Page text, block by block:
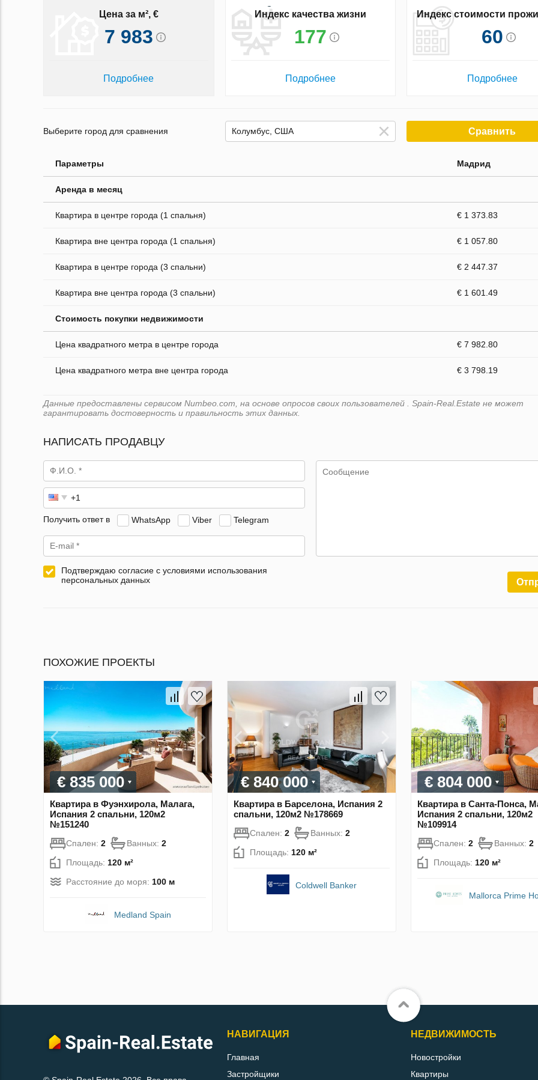
Цена за м², €
7 983
Подробнее
Индекс качества жизни
177
Подробнее
Индекс стоимости
60
Подробнее
Выберите город для сравнения Сравнить
Параметры Мадрид
Аренда в месяц
Квартира в центре города (1 спальня) € 1 373.83
Квартира вне центра города (1 спальня) € 1 057.80
Квартира в центре города (3 спальни) € 2 447.37
Квартира вне центра города (3 спальни) € 1 601.49
Стоимость покупки недвижимости
Цена квадратного метра в центре города € 7 982.80
Цена квадратного метра вне центра города € 3 798.19
Данные предоставлены сервисом Numbeo.com, на основе опросов своих пользователей . Spain-Real.Estate не может
гарантировать достоверность и правильность этих данных.
НАПИСАТЬ ПРОДАВЦУ
Получить ответ в WhatsApp Viber Telegram
Подтверждаю согласие с условиями использования
персональных данных
ПОХОЖИЕ ПРОЕКТЫ
€ 835 000
Квартира в Фуэнхирола, Малага,
Испания 2 спальни, 120м2
№151240
Спален: 2 Ванных: 2
Площадь: 120 м²
Расстояние до моря: 100 м
Medland Spain
€ 840 000
Квартира в Барселона, Испания 2
спальни, 120м2 №178669
Спален: 2 Ванных: 2
Площадь: 120 м²
Coldwell Banker
€ 804 000
Квартира в Санта-Понса,
Испания 2 спальни, 120м2
№109914
Спален: 2 Ванных: 2
Площадь: 120 м²
Mallorca Prime
НАВИГАЦИЯ
Главная
Застройщики
НЕДВИЖИМОСТЬ
Новостройки
Квартиры